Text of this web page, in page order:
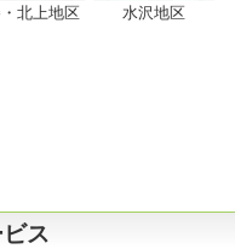
北上地区 水沢地区
ス